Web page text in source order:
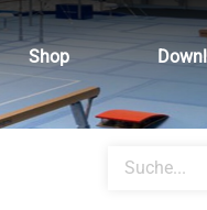
Shop
search